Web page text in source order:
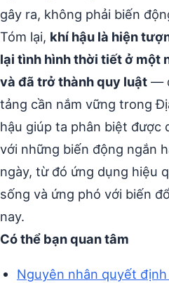
gây ra, không phải biến
Tóm lại, khí hậu là hiện
lại tình hình thời tiết ở một
và đã trở thành quy luật —
tảng cần nắm vững trong
hậu giúp ta phân biệt được
với những biến động ngắn
ngày, từ đó ứng dụng hiệu
sống và ứng phó với biến
nay.
Có thể bạn quan tâm
Nguyên nhân quyết